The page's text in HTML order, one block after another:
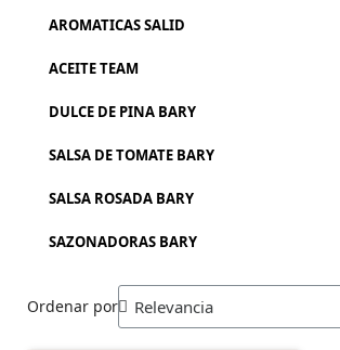
AROMATICAS SALID
ACEITE TEAM
DULCE DE PINA BARY
SALSA DE TOMATE BARY
SALSA ROSADA BARY
SAZONADORAS BARY
Ordenar por